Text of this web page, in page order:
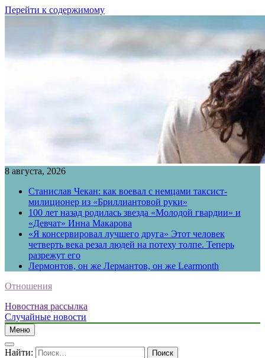
Перейти к содержимому
8 августа, 2026
Станислав Чекан: как воевал с немцами таксист-
милиционер из «Бриллиантовой руки»
100 лет назад родилась звезда «Молодой гвардии» и
«Девчат» Инна Макарова
«Я консервировал лучшего друга» Этот человек
четверть века резал людей на потеху толпе. Теперь
разрежут его
Лермонтов, он же Лермантов, он же Learmonth
Отношения
Новостная рассылка
Случайные новости
Меню
Найти: